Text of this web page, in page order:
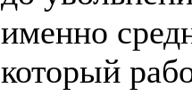
именно
который